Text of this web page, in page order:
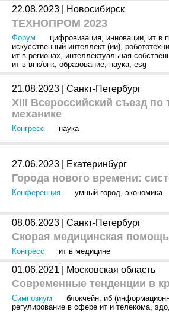
22.08.2023 | Новосибирск
ТЕХНОПРОМ 2023
Форум цифровизация, инновации, ит в
искусственный интеллект (ии),
ит в регионах, интеллектуальная
ит в впк/опк, образование, наука, esg
21.08.2023 | Санкт-Петербург
XIII Всероссийский съезд по
механике
Конгресс наука
27.06.2023 | Екатеринбург
Города нового времени:
Конференция умный город, экономика
08.06.2023 | Санкт-Петербург
Скорая медицинская
Конгресс ит в медицине
01.06.2021 | Московская область
Современные тенденции в
Симпозиум блокчейн, иб
регулирование в сфере ит и телекома, эдо